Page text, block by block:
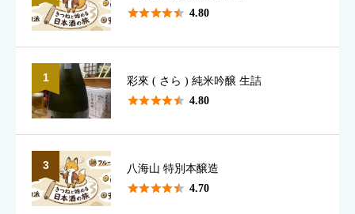
表示名として使用されます（本名でなくて構いません）
香り
味のわかりやすさ
 4.80
1 彩來 ( さら ) 純米吟醸 生詰
 4.80
3 八海山 特別本醸造
 4.70